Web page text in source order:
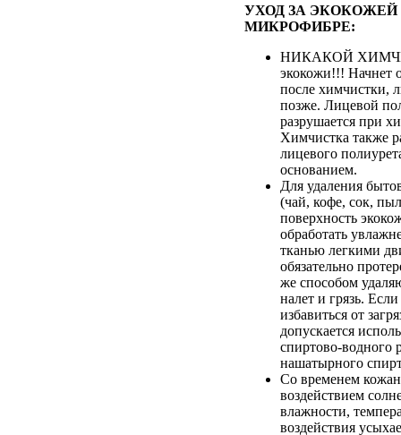
УХОД ЗА ЭКОКОЖЕЙ
МИКРОФИБРЕ:
НИКАКОЙ
экокожи!!! Начнет
после химчистки,
позже. Лицевой
разрушается при
Химчистка также
лицевого
основанием.
Для удаления
(чай, кофе, сок,
поверхность
обработать
тканью легкими
обязательно
же способом
налет и грязь.
избавиться от
допускается
спиртово-водного
нашатырного
Со временем
воздействием
влажности,
воздействия